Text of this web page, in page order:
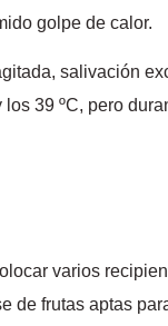
golpe de calor.
salivación
39 ºC, pero
varios
de frutas aptas